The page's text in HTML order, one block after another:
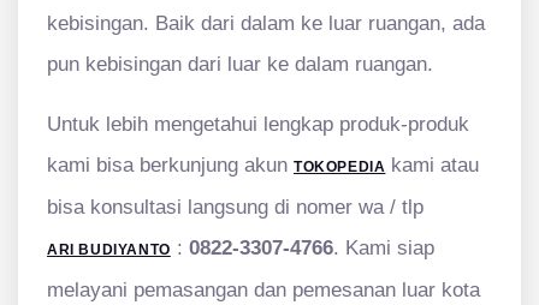
kebisingan. Baik dari dalam ke luar ruangan, ada
pun kebisingan dari luar ke dalam ruangan.
Untuk lebih mengetahui lengkap produk-produk
kami bisa berkunjung akun TOKOPEDIA kami atau
bisa konsultasi langsung di nomer wa / tlp
ARI BUDIYANTO : 0822-3307-4766. Kami siap
melayani pemasangan dan pemesanan luar kota